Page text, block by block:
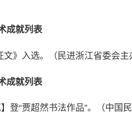
成就列表
》入选。（民进浙江省委会主
成就列表
登“贾超然书法作品”。（中国